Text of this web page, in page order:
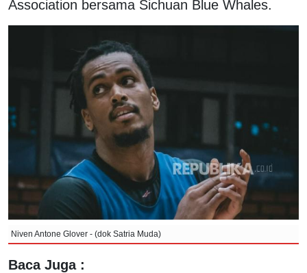
Association bersama Sichuan Blue Whales.
Niven Antone Glover - (dok Satria Muda)
Baca Juga :